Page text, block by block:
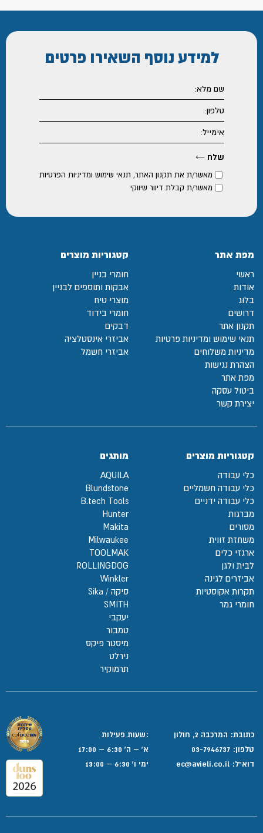
למידע נוסף השאירו פרטים
מאשר/ת את תקנון האתר, תנאי שימוש ומדיניות הפרטיות
מאשר/ת קבלת דיוור שיווקי
מפת אתר
ראשי
אודות
בלוג
דרושים
תקנון אתר
תנאי שימוש ומדיניות פרטיות
מדיניות משלוחים
הצהרת נגישות
מפת אתר
ביטול עסקה
יצירת קשר
קטגוריות מוצרים
חומרי בניין
אבקות ותוספים לבניין
מוצרי טיח
חומרי בידוד
דבקים
אביזרי אינסטלציה
אביזרי חשמל
קטגוריות מוצרים
כלי עבודה
כלי עבודה חשמליים
כלי עבודה ידניים
מברגות
מסורים
משחזת זווית
ארגזי כלים
לבית ולגן
אביזרים לגינה
תקרות אקוסטיות
חומרי גמר
מותגים
AQUILA
Blundstone
B.tech Tools
Hunter
Makita
Milwaukee
TOOLMAK
ROLLINGDOG
Winkler
סיקה / Sika
SMITH
יעקבי
טמבור
מיסטר פיקס
נירלט
תרמוקיר
כתובת: המרכבה 2, חולון
טלפון: 03-7946737
דוא”ל:
:שעות פעילות
א' – ה' 6:30 – 17:00
ימי ו' 6:30 – 13:00